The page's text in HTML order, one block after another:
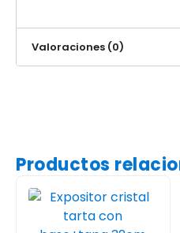
Valoraciones (0)
Productos